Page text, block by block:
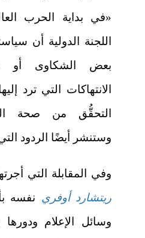
«في بداية الحرب
اللجنة الدولية أن
بعض الشكاوى أو
الانتهاكات التي ترد
التحقُّق من صحة
وستنشر أيضًا الردود
وفي المقابلة التي
ريتشارد أوفري نفسه
وسائل الإعلام